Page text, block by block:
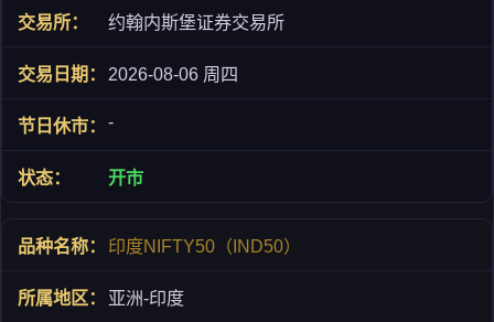
约翰内斯堡证券交易所
2026-08-06 周四
-
开市
印度NIFTY50（IND50）
亚洲-印度